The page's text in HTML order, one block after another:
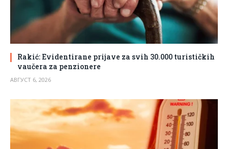
Rakić: Evidentirane prijave za svih 30.000 turističkih
vaučera za penzionere
АВГУСТ 6, 2026